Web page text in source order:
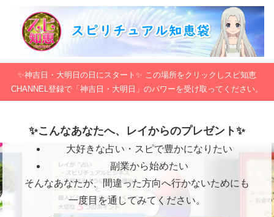
✨神吉日・大明日の日にスタート✨ この場所をクリックしスピ知恵
CHANNEL登録で「神吉日・大明日」のパワーを受け取ってください。
✨こんなあなたへ、レイからのプレゼント✨
大好きな占い・スピで豊かになりたい
副業から始めたい
そんなあなたが、間違った方向へ行かないためにも
一度目を通してみてください。